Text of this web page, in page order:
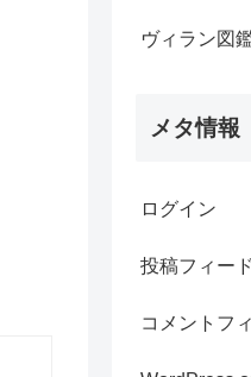
ヴィラン図
メタ情報
ログイン
投稿フィード
コメントフ